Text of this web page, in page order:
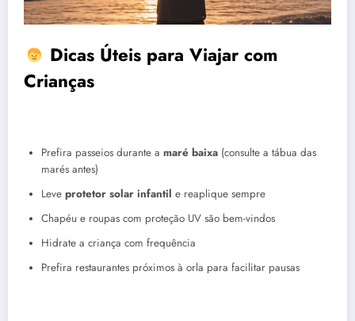
Dicas Úteis para Viajar com
Crianças
Prefira passeios durante a maré baixa (consulte a tábua das
marés antes)
Leve protetor solar infantil e reaplique sempre
Chapéu e roupas com proteção UV são bem-vindos
Hidrate a criança com frequência
Prefira restaurantes próximos à orla para facilitar pausas